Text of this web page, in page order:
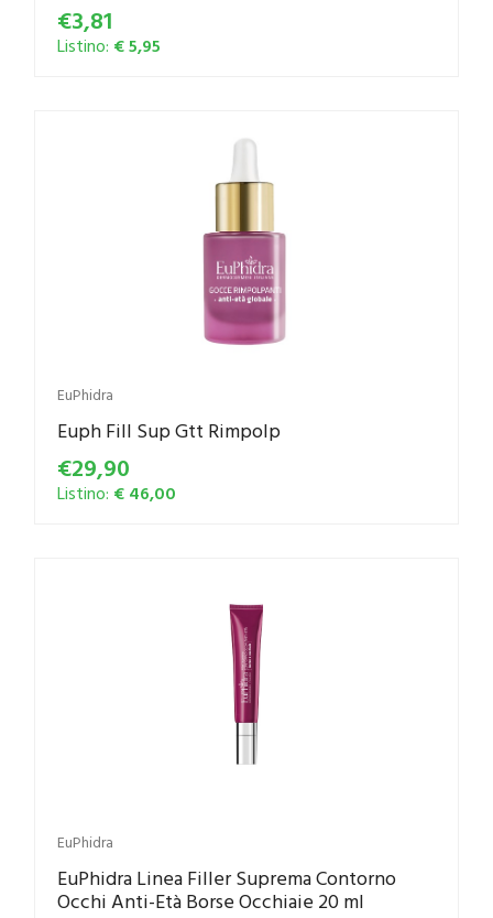
€3,81
Listino: € 5,95
EuPhidra
Euph Fill Sup Gtt Rimpolp
€29,90
Listino: € 46,00
EuPhidra
EuPhidra Linea Filler Suprema Contorno
Occhi Anti-Età Borse Occhiaie 20 ml